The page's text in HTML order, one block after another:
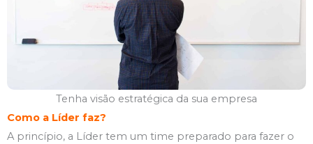
Tenha visão estratégica da sua empresa
Como a Líder faz?
A princípio, a Líder tem um time preparado para fazer o